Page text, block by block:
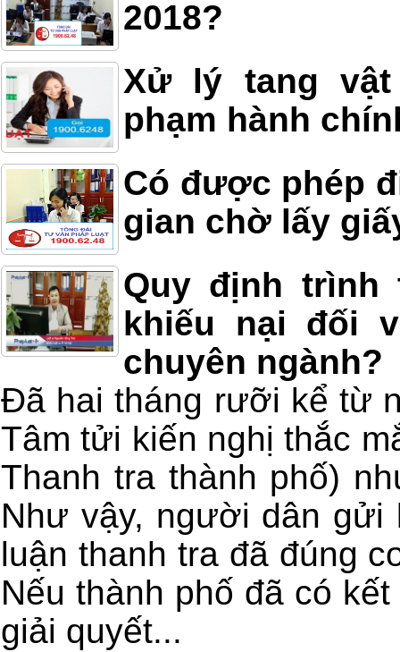
2018?
Xử lý tang
phạm hành
Có được phép
gian chờ lấy
Quy định
khiếu nại đối
chuyên ngành?
Đã hai tháng rưỡi kể từ
Tâm tửi kiến nghị thắc
Thanh tra thành phố)
Như vậy, người dân gửi
luận thanh tra đã đúng
Nếu thành phố đã có
giải quyết...